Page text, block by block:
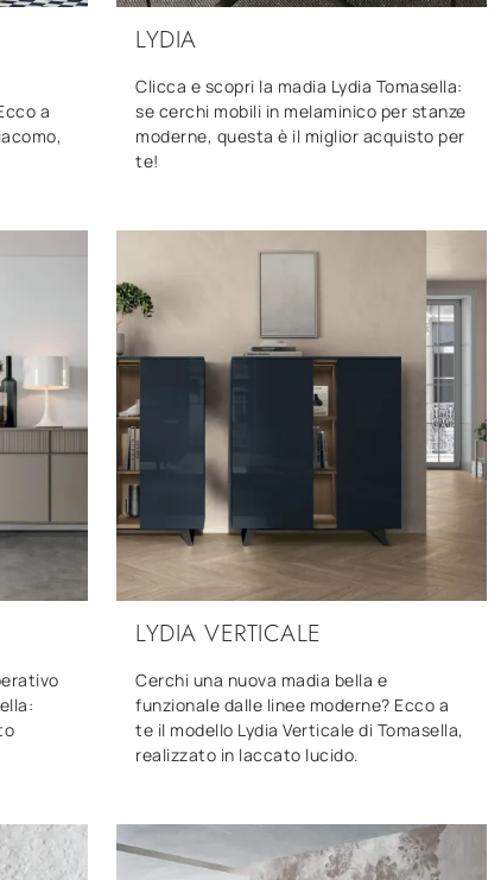
a
LYDIA
Clicca e scopri la madia Lydia Tomasella:
se cerchi mobili in melaminico per stanze
moderne, questa è il miglior acquisto per
te!
LYDIA VERTICALE
Cerchi una nuova madia bella e
funzionale dalle linee moderne? Ecco a
te il modello Lydia Verticale di Tomasella,
realizzato in laccato lucido.